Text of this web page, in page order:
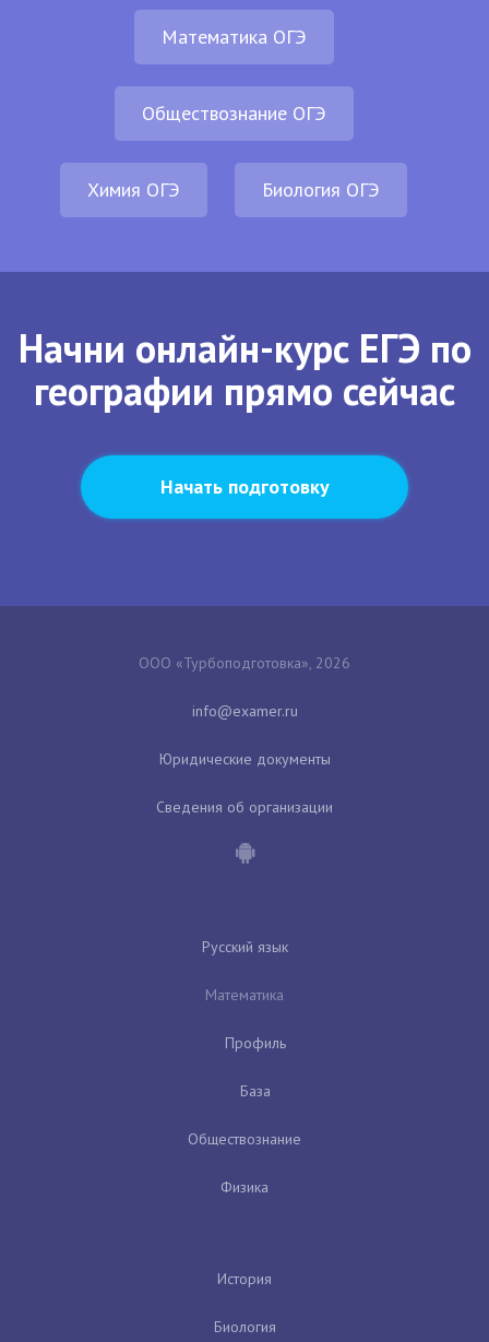
Математика ОГЭ
Обществознание ОГЭ
Химия ОГЭ Биология ОГЭ
Начни онлайн-курс ЕГЭ по
географии прямо сейчас
Начать подготовку
ООО «Турбоподготовка», 2026
Юридические документы
Сведения об организации
Русский язык
Математика
Профиль
База
Обществознание
Физика
История
Биология